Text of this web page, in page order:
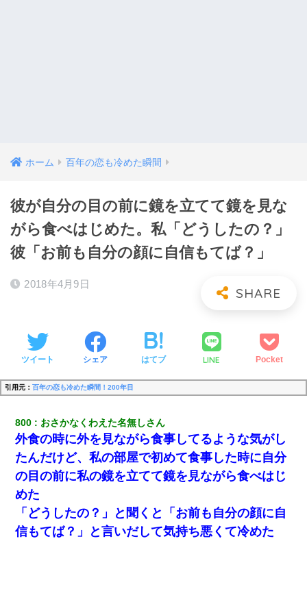
ホーム 百年の恋も冷めた瞬間
彼が自分の目の前に鏡を立てて鏡を見な
がら食べはじめた。私「どうしたの？」
彼「お前も自分の顔に自信もてば？」
2018年4月9日
ツイート シェア はてブ LINE Pocket
引用元： 百年の恋も冷めた瞬間！200年目
800 おさかなくわえた名無しさん
外食の時に外を見ながら食事してるような気がし
たんだけど、私の部屋で初めて食事した時に自分
の目の前に私の鏡を立てて鏡を見ながら食べはじ
めた
「どうしたの？」と聞くと「お前も自分の顔に自
信もてば？」と言いだして気持ち悪くて冷めた